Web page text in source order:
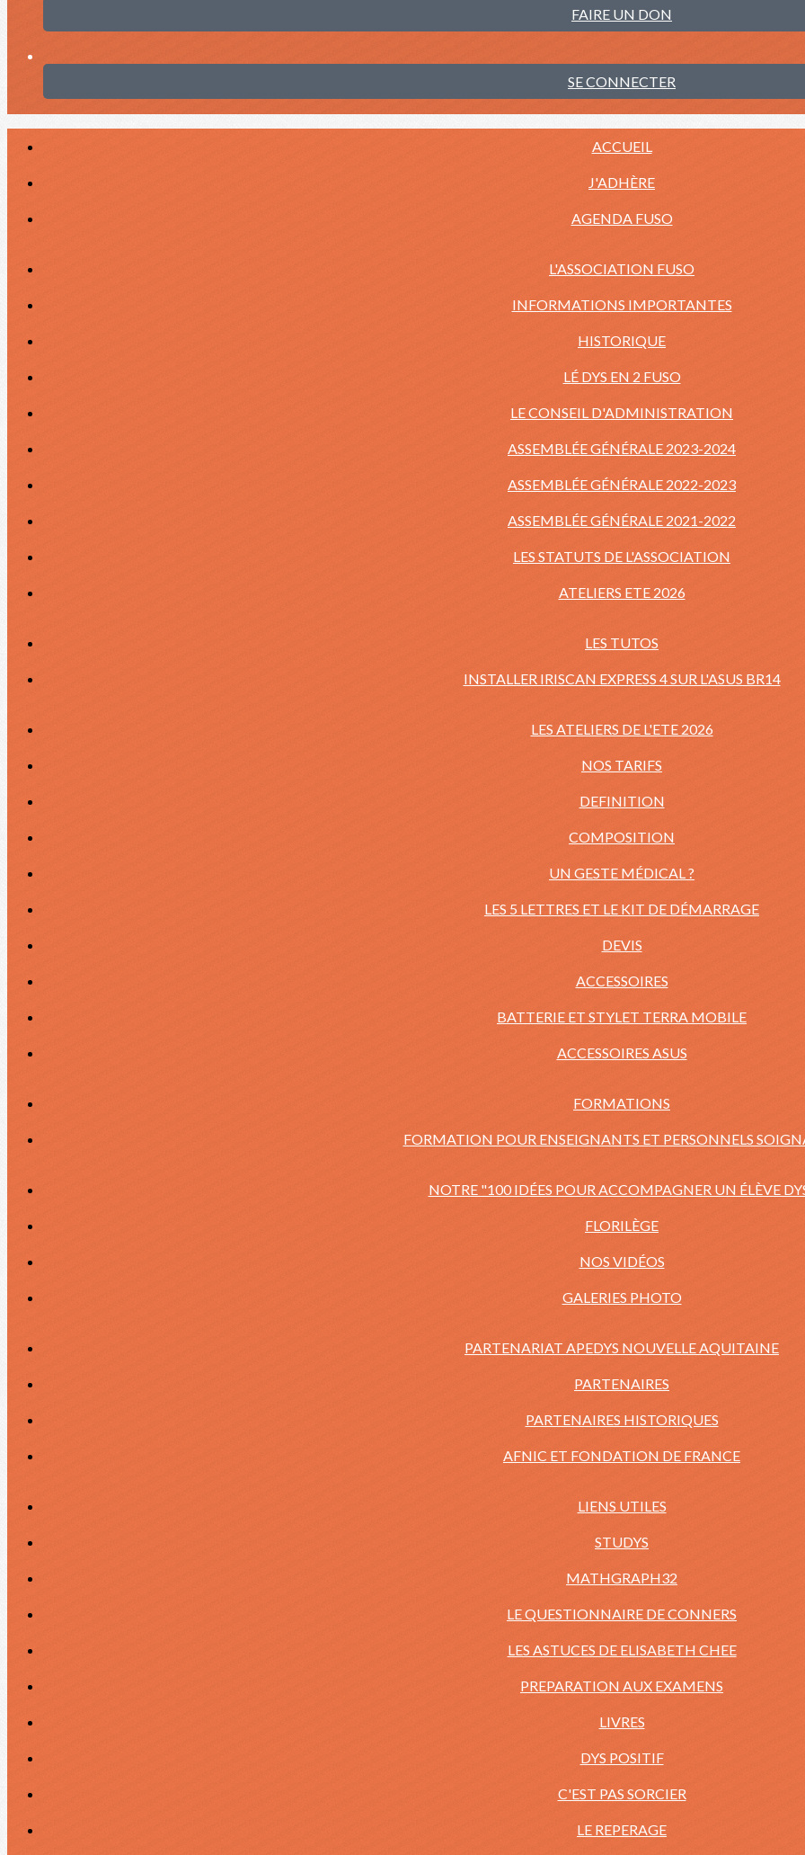
FAIRE UN DON
SE CONNECTER
ACCUEIL
J'ADHÈRE
AGENDA FUSO
L'ASSOCIATION FUSO
INFORMATIONS IMPORTANTES
HISTORIQUE
LÉ DYS EN 2 FUSO
LE CONSEIL D'ADMINISTRATION
ASSEMBLÉE GÉNÉRALE 2023-2024
ASSEMBLÉE GÉNÉRALE 2022-2023
ASSEMBLÉE GÉNÉRALE 2021-2022
LES STATUTS DE L'ASSOCIATION
ATELIERS ETE 2026
LES TUTOS
INSTALLER IRISCAN EXPRESS 4 SUR L'ASUS BR14
LES ATELIERS DE L'ETE 2026
NOS TARIFS
DEFINITION
COMPOSITION
UN GESTE MÉDICAL ?
LES 5 LETTRES ET LE KIT DE DÉMARRAGE
DEVIS
ACCESSOIRES
BATTERIE ET STYLET TERRA MOBILE
ACCESSOIRES ASUS
FORMATIONS
FORMATION POUR ENSEIGNANTS ET PERSONNELS
NOTRE "100 IDÉES POUR ACCOMPAGNER UN ÉLÈVE
FLORILÈGE
NOS VIDÉOS
GALERIES PHOTO
PARTENARIAT APEDYS NOUVELLE AQUITAINE
PARTENAIRES
PARTENAIRES HISTORIQUES
AFNIC ET FONDATION DE FRANCE
LIENS UTILES
STUDYS
MATHGRAPH32
LE QUESTIONNAIRE DE CONNERS
LES ASTUCES DE ELISABETH CHEE
PREPARATION AUX EXAMENS
LIVRES
DYS POSITIF
C'EST PAS SORCIER
LE REPERAGE